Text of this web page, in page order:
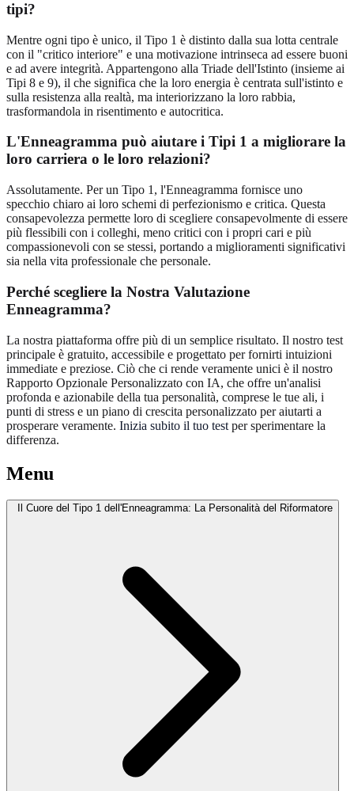
tipi?
Mentre ogni tipo è unico, il Tipo 1 è distinto dalla sua lotta centrale
con il "critico interiore" e una motivazione intrinseca ad essere buoni
e ad avere integrità. Appartengono alla Triade dell'Istinto (insieme ai
Tipi 8 e 9), il che significa che la loro energia è centrata sull'istinto e
sulla resistenza alla realtà, ma interiorizzano la loro rabbia,
trasformandola in risentimento e autocritica.
L'Enneagramma può aiutare i Tipi 1 a migliorare la
loro carriera o le loro relazioni?
Assolutamente. Per un Tipo 1, l'Enneagramma fornisce uno
specchio chiaro ai loro schemi di perfezionismo e critica. Questa
consapevolezza permette loro di scegliere consapevolmente di essere
più flessibili con i colleghi, meno critici con i propri cari e più
compassionevoli con se stessi, portando a miglioramenti significativi
sia nella vita professionale che personale.
Perché scegliere la Nostra Valutazione
Enneagramma?
La nostra piattaforma offre più di un semplice risultato. Il nostro test
principale è gratuito, accessibile e progettato per fornirti intuizioni
immediate e preziose. Ciò che ci rende veramente unici è il nostro
Rapporto Opzionale Personalizzato con IA, che offre un'analisi
profonda e azionabile della tua personalità, comprese le tue ali, i
punti di stress e un piano di crescita personalizzato per aiutarti a
prosperare veramente. Inizia subito il tuo test per sperimentare la
differenza.
Menu
Il Cuore del Tipo 1 dell'Enneagramma: La Personalità del Riformatore